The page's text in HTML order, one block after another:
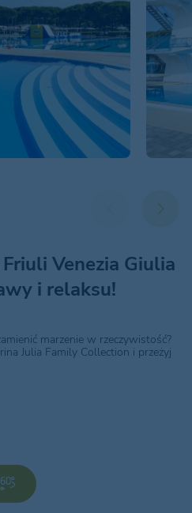
Venezia Giulia
i relaksu!
marzenie w rzeczywistość?
Julia Family Collection i przeżyj